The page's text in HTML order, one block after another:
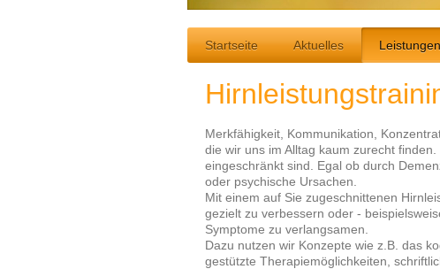
Startseite Aktuelles Leistungen
Merkfähigkeit, Kommunikation,
die wir uns im Alltag kaum zurecht
eingeschränkt sind. Egal ob durch
oder psychische Ursachen.
Mit einem auf Sie zugeschnittenen
gezielt zu verbessern oder -
Symptome zu verlangsamen.
Dazu nutzen wir Konzepte wie z.B. das
gestützte Therapiemöglichkeiten,